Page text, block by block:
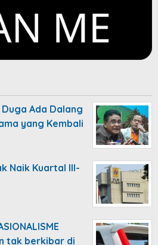
Ada Dalang
yang Kembali
Naik Kuartal III-
tak berkibar di